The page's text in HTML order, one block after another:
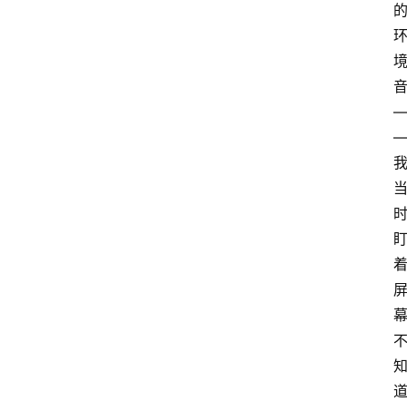
的
环
境
音
—
—
我
当
时
盯
着
屏
幕
不
知
道